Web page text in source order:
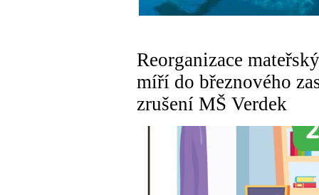
Reorganizace
míří do březnového
zrušení MŠ Verdek